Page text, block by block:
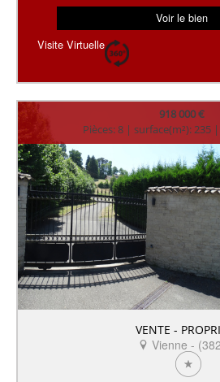
Voir le bien
Visite Virtuelle
918 000 €
Pièces: 8 | surface(m²): 235
VENTE -
Vienne -